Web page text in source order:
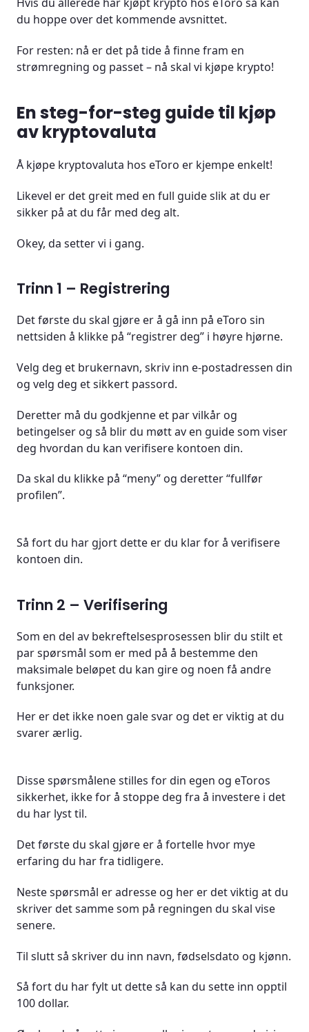
du hoppe over det kommende avsnittet.
For resten: nå er det på tide å finne fram en
strømregning og passet – nå skal vi kjøpe krypto!
En steg-for-steg guide til kjøp
av kryptovaluta
Å kjøpe kryptovaluta hos eToro er kjempe enkelt!
Likevel er det greit med en full guide slik at du er
sikker på at du får med deg alt.
Okey, da setter vi i gang.
Trinn 1 – Registrering
Det første du skal gjøre er å gå inn på eToro sin
nettsiden å klikke på “registrer deg” i høyre hjørne.
Velg deg et brukernavn, skriv inn e-postadressen din
og velg deg et sikkert passord.
Deretter må du godkjenne et par vilkår og
betingelser og så blir du møtt av en guide som viser
deg hvordan du kan verifisere kontoen din.
Da skal du klikke på “meny” og deretter “fullfør
profilen”.
Så fort du har gjort dette er du klar for å verifisere
kontoen din.
Trinn 2 – Verifisering
Som en del av bekreftelsesprosessen blir du stilt et
par spørsmål som er med på å bestemme den
maksimale beløpet du kan gire og noen få andre
funksjoner.
Her er det ikke noen gale svar og det er viktig at du
svarer ærlig.
Disse spørsmålene stilles for din egen og eToros
sikkerhet, ikke for å stoppe deg fra å investere i det
du har lyst til.
Det første du skal gjøre er å fortelle hvor mye
erfaring du har fra tidligere.
Neste spørsmål er adresse og her er det viktig at du
skriver det samme som på regningen du skal vise
senere.
Til slutt så skriver du inn navn, fødselsdato og kjønn.
Så fort du har fylt ut dette så kan du sette inn opptil
100 dollar.